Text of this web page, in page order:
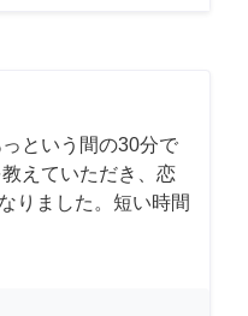
という間の30分で
えていただき、恋
りました。短い時間